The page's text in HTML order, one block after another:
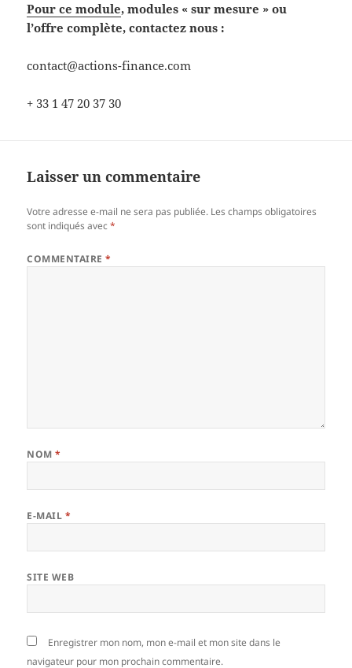
Pour ce module, modules « sur mesure » ou
l’offre complète, contactez nous :
contact@actions-finance.com
+ 33 1 47 20 37 30
Laisser un commentaire
Votre adresse e-mail ne sera pas publiée. Les champs obligatoires
sont indiqués avec*
COMMENTAIRE*
NOM*
E-MAIL *
SITE WEB
Enregistrer mon nom, mon e-mail et mon site dans le
navigateur pour mon prochain commentaire.